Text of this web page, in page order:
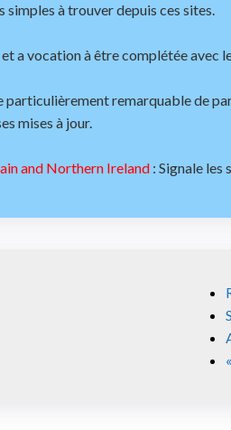
simples à trouver depuis ces sites.
a vocation à être complétée avec
particulièrement remarquable de
mises à jour.
: Signale les